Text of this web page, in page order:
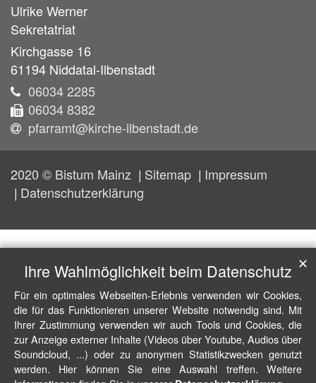
UlrikeWerner
Sekretatriat
Kirchgasse 16
61194 Niddatal-Ilbenstadt
06034 2285
06034 8382
pfarramt@kirche-ilbenstadt.de
2020 © Bistum Mainz Sitemap
Impressum
Datenschutzerklärung
Ihre Wahlmöglichkeit beim Datenschutz
Für ein optimales Webseiten-Erlebnis verwenden wir Cookies,
die für das Funktionieren unserer Website notwendig sind. Mit
Ihrer Zustimmung verwenden wir auch Tools und Cookies, die
zur Anzeige externer Inhalte (Videos über Youtube, Audios über
Soundcloud, ...) oder zu anonymen Statistikzwecken genutzt
werden. Hier können Sie eine Auswahl treffen. Weitere
✕